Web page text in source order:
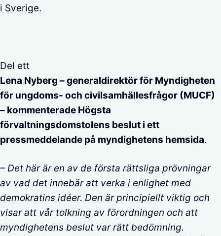
i Sverige.
Del ett
Lena Nyberg – generaldirektör för Myndigheten
för ungdoms- och civilsamhällesfrågor (MUCF)
– kommenterade Högsta
förvaltningsdomstolens beslut i ett
pressmeddelande på myndighetens hemsida.
– Det här är en av de första rättsliga prövningar
av vad det innebär att verka i enlighet med
demokratins idéer. Den är principiellt viktig och
visar att vår tolkning av förordningen och att
myndighetens beslut var rätt bedömning.